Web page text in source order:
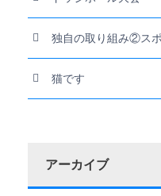
独自の取り組み②ス
猫です
アーカイブ